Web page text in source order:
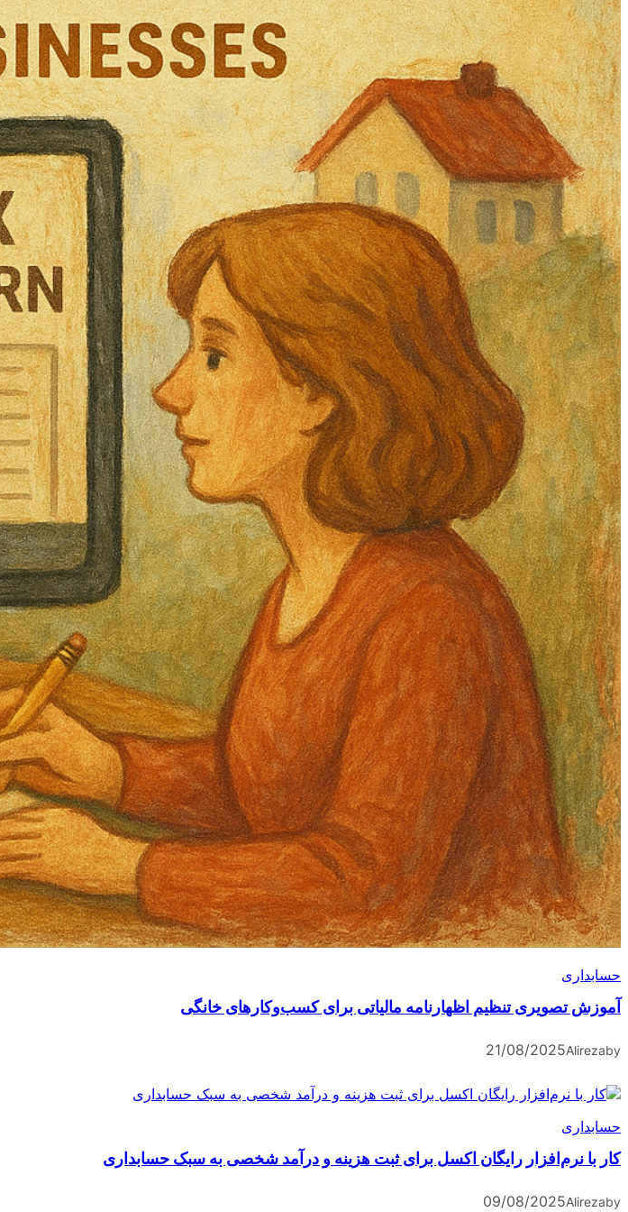
حسابداری
آموزش تصویری تنظیم اظهارنامه مالیاتی برای کسب‌وکارهای خانگی
by
Alireza
21/08/2025
حسابداری
کار با نرم‌افزار رایگان اکسل برای ثبت هزینه و درآمد شخصی به سبک حسابداری
by
Alireza
09/08/2025